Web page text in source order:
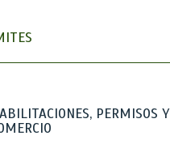
PERMISOS Y